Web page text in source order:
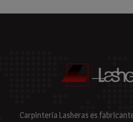
Carpintería Lasheras es